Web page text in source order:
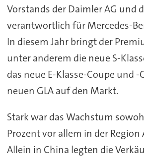
Vorstands der Daimler AG und
verantwortlich für Mercedes-
In diesem Jahr bringt der
unter anderem die neue S-
das neue E-Klasse-Coupe und -
neuen GLA auf den Markt.
Stark war das Wachstum
Prozent vor allem in der Region
Allein in China legten die